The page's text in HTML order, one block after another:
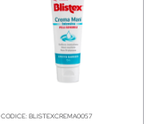
CODICE: BLISTEXCREMA0057